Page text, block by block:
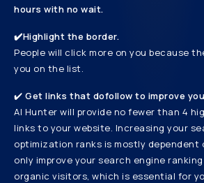
hours with no wait.
✔️Highlight the border.
People will click more on you because
you on the list.
✔️ Get links that dofollow to improve
AI Hunter will provide no fewer than 4
links to your website. Increasing your
optimization ranks is mostly dependent
only improve your search engine
organic visitors, which is essential for